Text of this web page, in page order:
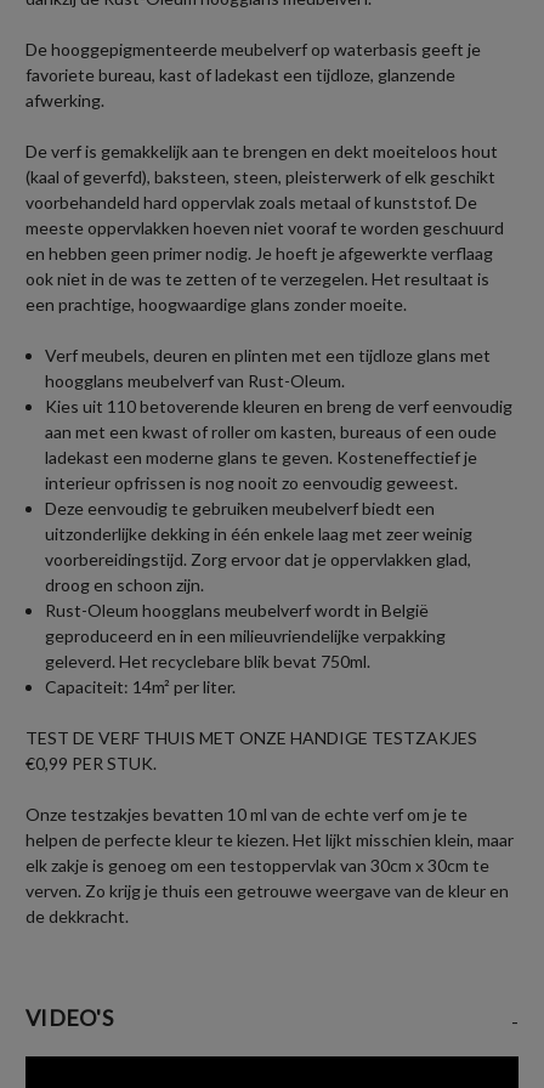
De hooggepigmenteerde meubelverf op waterbasis geeft je
favoriete bureau, kast of ladekast een tijdloze, glanzende
afwerking.
De verf is gemakkelijk aan te brengen en dekt moeiteloos hout
(kaal of geverfd), baksteen, steen, pleisterwerk of elk geschikt
voorbehandeld hard oppervlak zoals metaal of kunststof. De
meeste oppervlakken hoeven niet vooraf te worden geschuurd
en hebben geen primer nodig. Je hoeft je afgewerkte verflaag
ook niet in de was te zetten of te verzegelen. Het resultaat is
een prachtige, hoogwaardige glans zonder moeite.
Verf meubels, deuren en plinten met een tijdloze glans met
hoogglans meubelverf van Rust-Oleum.
Kies uit 110 betoverende kleuren en breng de verf eenvoudig
aan met een kwast of roller om kasten, bureaus of een oude
ladekast een moderne glans te geven. Kosteneffectief je
interieur opfrissen is nog nooit zo eenvoudig geweest.
Deze eenvoudig te gebruiken meubelverf biedt een
uitzonderlijke dekking in één enkele laag met zeer weinig
voorbereidingstijd. Zorg ervoor dat je oppervlakken glad,
droog en schoon zijn.
Rust-Oleum hoogglans meubelverf wordt in België
geproduceerd en in een milieuvriendelijke verpakking
geleverd. Het recyclebare blik bevat 750ml.
Capaciteit: 14m² per liter.
TEST DE VERF THUIS MET ONZE HANDIGE TESTZAKJES
€0,99 PER STUK.
Onze testzakjes bevatten 10 ml van de echte verf om je te
helpen de perfecte kleur te kiezen. Het lijkt misschien klein, maar
elk zakje is genoeg om een testoppervlak van 30cm x 30cm te
verven. Zo krijg je thuis een getrouwe weergave van de kleur en
de dekkracht.
VIDEO'S -